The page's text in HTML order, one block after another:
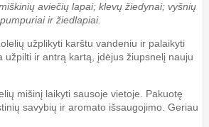
aviečių lapai; klevų žiedynai; vyšnių
ir žiedlapiai.
užplikyti karštu vandeniu ir palaikyti
užpilti ir antrą kartą, įdėjus žiupsnelį nauju
mišinį laikyti sausoje vietoje. Pakuotę
savybių ir aromato išsaugojimo. Geriau